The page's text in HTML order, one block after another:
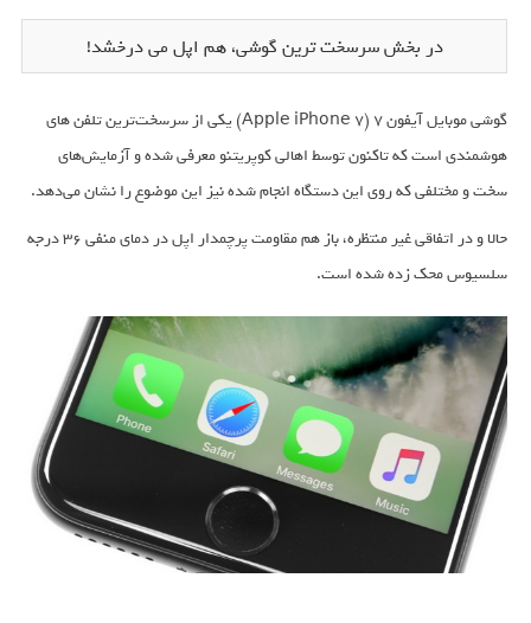
در بخش سرسخت ترین گوشی، هم اپل می درخشد!
گوشی موبایل آیفون 7 (Apple iPhone 7) یکی از سرسخت‌ترین تلفن های
هوشمندی است که تاکنون توسط اهالی کوپریتنو معرفی شده و آزمایش‌های
سخت و مختلفی که روی این دستگاه انجام شده نیز این موضوع را نشان می‌دهد.
حالا و در اتفاقی غیر منتظره، باز هم مقاومت پرچمدار اپل در دمای منفی 36 درجه
سلسیوس محک زده شده است.